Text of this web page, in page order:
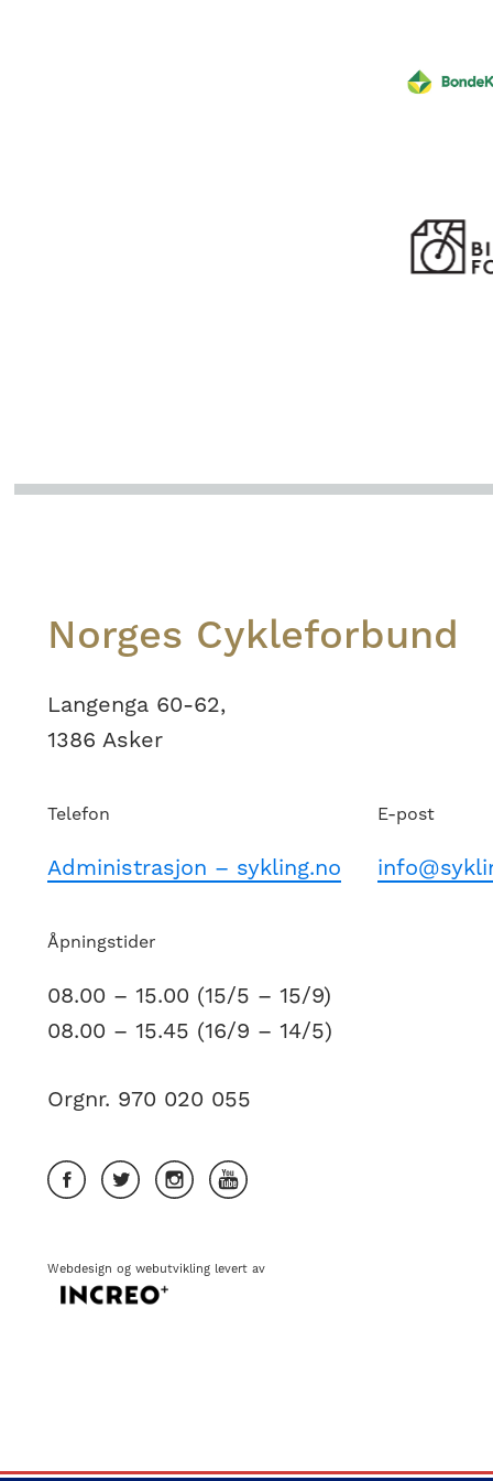
Norges Cykleforbund
Langenga 60-62,
1386 Asker
Telefon
Administrasjon – sykling.no
E-post
Åpningstider
08.00 – 15.00 (15/5 – 15/9)
08.00 – 15.45 (16/9 – 14/5)
Orgnr. 970 020 055
Webdesign ogwebutvikling levert av